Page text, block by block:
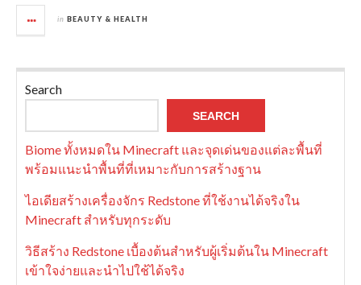
in BEAUTY & HEALTH
Search
SEARCH
Biome ทั้งหมดใน Minecraft และจุดเด่นของแต่ละพื้นที่
พร้อมแนะนำพื้นที่ที่เหมาะกับการสร้างฐาน
ไอเดียสร้างเครื่องจักร Redstone ที่ใช้งานได้จริงใน
Minecraft สำหรับทุกระดับ
วิธีสร้าง Redstone เบื้องต้นสำหรับผู้เริ่มต้นใน Minecraft
เข้าใจง่ายและนำไปใช้ได้จริง